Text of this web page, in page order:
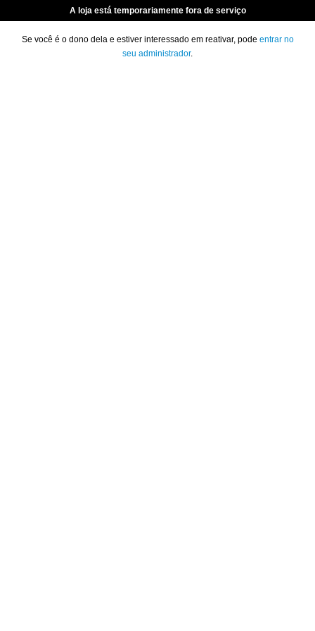
A loja está temporariamente fora de serviço
Se você é o dono dela e estiver interessado em reativar, pode entrar no
seu administrador.